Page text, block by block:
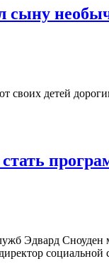
сыну
своих детей
Эдвард